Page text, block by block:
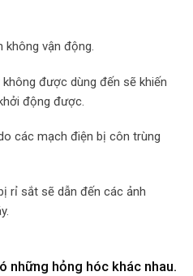
không vận động.
được dùng đến sẽ khiến
động được.
các mạch điện bị côn trùng
rỉ sắt sẽ dẫn đến các ảnh
những hỏng hóc khác nhau.